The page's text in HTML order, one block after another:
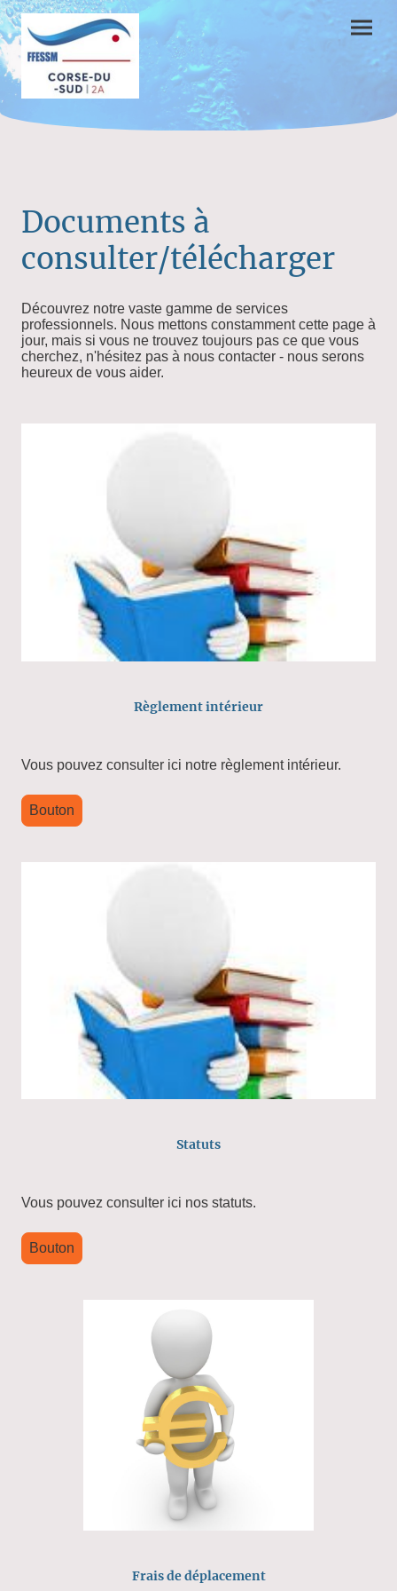
Documents à
consulter/télécharger
Découvrez notre vaste gamme de services
professionnels. Nous mettons constamment cette page à
jour, mais si vous ne trouvez toujours pas ce que vous
cherchez, n'hésitez pas à nous contacter - nous serons
heureux de vous aider.
Règlement intérieur
Vous pouvez consulter ici notre règlement intérieur.
Bouton
Statuts
Vous pouvez consulter ici nos statuts.
Bouton
Frais de déplacement